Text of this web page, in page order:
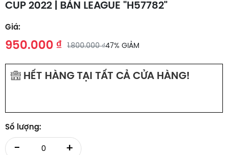
CUP 2022 | BẢN LEAGUE "H57782"
Giá:
950.000 ₫ 1.800.000 ₫47% GIẢM
HẾT HÀNG TẠI TẤT CẢ CỬA HÀNG!
Số lượng:
- +